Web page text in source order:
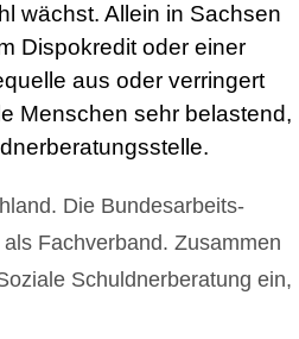
wächst. Allein in Sachsen
Dispokredit oder einer
aus oder verringert
Menschen sehr belastend,
Die Bundes­arbeits­
Fachverband. Zusammen
Schuldnerberatung ein,